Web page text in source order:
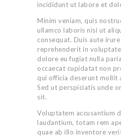
incididunt ut labore et
Minim veniam, quis
ullamco laboris nisi ut
consequat. Duis aute
reprehenderit in
dolore eu fugiat nulla
occaecat cupidatat non
qui officia deserunt mollit
Sed ut perspiciatis unde
sit.
Voluptatem accusantium
laudantium, totam rem
quae ab illo inventore